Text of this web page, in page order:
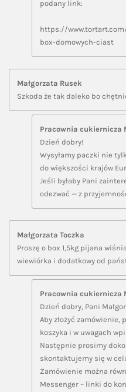
podany link:
https://
box-domowych-ciast
Małgorzata Rusek
Szkoda że tak daleko bo
Pracownia cukiernicza
Dzień dobry!
Wysyłamy paczki nie
do większości krajów
Jeśli byłaby Pani
odezwać — z
Małgorzata Toczka
Proszę o box 1,5kg pijana
wiewiórka i dodatkowy od
Pracownia cukiernicza
Dzień dobry, Pani
Aby złożyć
koszyka i w uwagach
Następnie prosimy
skontaktujemy się w
Zamówienie można
Messenger – linki do